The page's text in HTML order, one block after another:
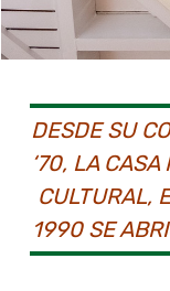
DESDE SU
‘70, LA
CULTURAL,
1990 SE